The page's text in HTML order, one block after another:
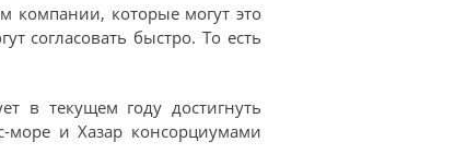
компании, которые могут это
согласовать быстро. То есть
в текущем году достигнуть
море и Хазар консорциумами